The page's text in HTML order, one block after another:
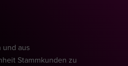
aus
Stammkunden zu